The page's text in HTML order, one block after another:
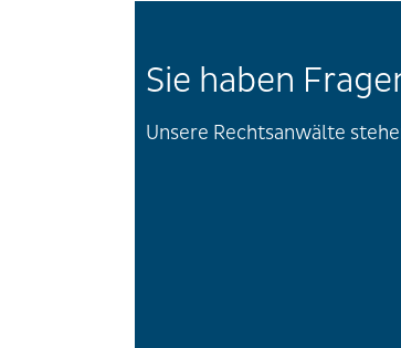
Sie haben
Unsere Rechtsanwälte